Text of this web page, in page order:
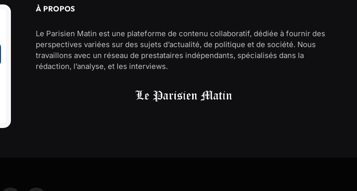
À PROPOS
Le Parisien Matin est une plateforme de contenu collaboratif, dédiée à fournir des
perspectives variées sur des sujets d’actualité, de politique et de société. Nous
travaillons avec un réseau de prestataires indépendants, spécialisés dans la
rédaction, l’analyse, et les interviews.